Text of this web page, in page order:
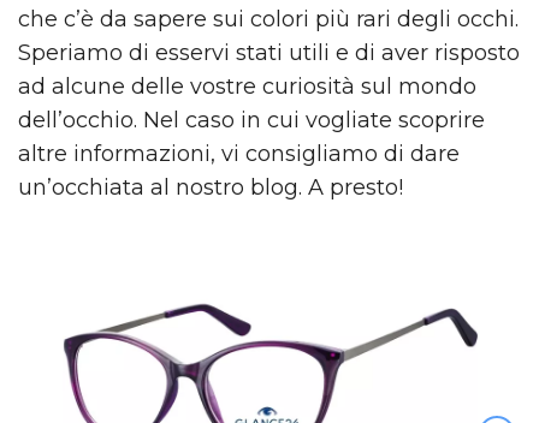
che c’è da sapere sui colori più rari degli occhi.
Speriamo di esservi stati utili e di aver risposto
ad alcune delle vostre curiosità sul mondo
dell’occhio. Nel caso in cui vogliate scoprire
altre informazioni, vi consigliamo di dare
un’occhiata al nostro blog. A presto!